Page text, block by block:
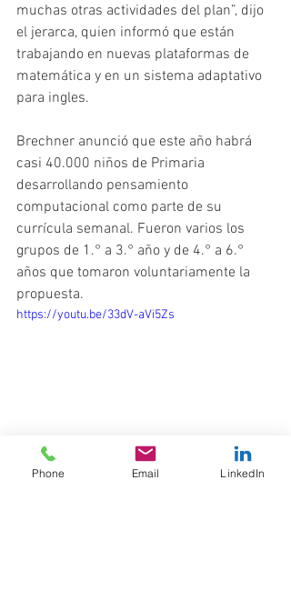
muchas otras actividades del plan”, dijo
el jerarca, quien informó que están
trabajando en nuevas plataformas de
matemática y en un sistema adaptativo
para ingles.
Brechner anunció que este año habrá
casi 40.000 niños de Primaria
desarrollando pensamiento
computacional como parte de su
currícula semanal. Fueron varios los
grupos de 1.° a 3.° año y de 4.° a 6.°
años que tomaron voluntariamente la
propuesta.
https://youtu.be/33dV-aVi5Zs
Phone Email LinkedIn